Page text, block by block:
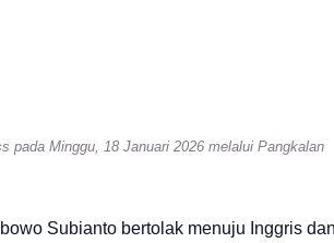
pada Minggu, 18 Januari 2026 melalui Pangkalan
Subianto bertolak menuju Inggris dan